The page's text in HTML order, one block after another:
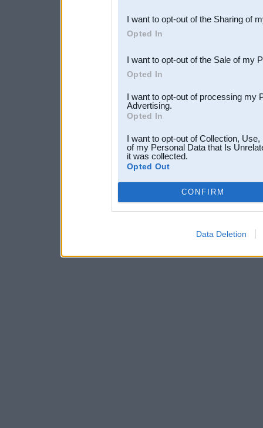
Downstream Participants
third parties.
I want to opt-out of the Sharing of
Opted In
I want to opt-out of the Sale of my
Opted In
I want to opt-out of processing my
Advertising.
Opted In
I want to opt-out of Collection,
of my Personal Data that Is
it was collected.
Opted Out
CONFIRM
Data Deletion